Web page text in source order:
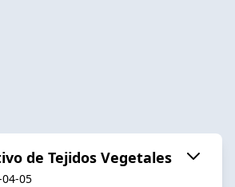
de Tejidos Vegetales
05